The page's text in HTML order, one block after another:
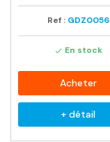
Ref : GDZ0056
 En stock
Acheter
+ détail